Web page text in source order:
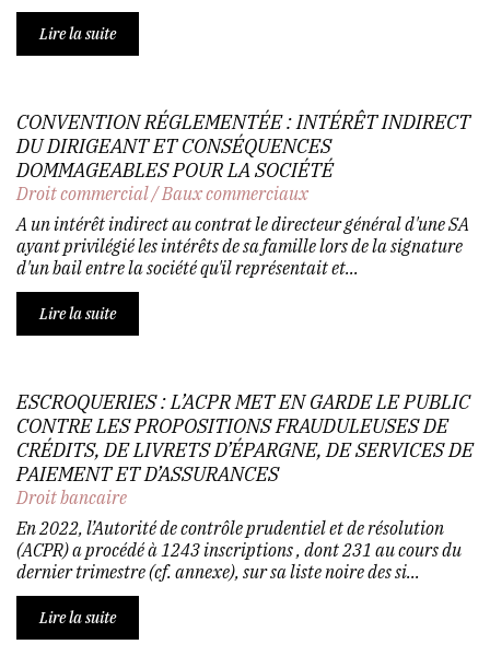
Lire la suite
CONVENTION RÉGLEMENTÉE : INTÉRÊT INDIRECT
DU DIRIGEANT ET CONSÉQUENCES
DOMMAGEABLES POUR LA SOCIÉTÉ
Droit commercial/Baux commerciaux
A un intérêt indirect au contrat le directeur général d'une SA
ayant privilégié les intérêts de sa famille lors de la signature
d'un bail entre la société qu'il représentait et...
Lire la suite
ESCROQUERIES : L’ACPR MET EN GARDE LE PUBLIC
CONTRE LES PROPOSITIONS FRAUDULEUSES DE
CRÉDITS, DE LIVRETS D’ÉPARGNE, DE SERVICES DE
PAIEMENT ET D’ASSURANCES
Droit bancaire
En 2022, l’Autorité de contrôle prudentiel et de résolution
(ACPR) a procédé à 1243 inscriptions , dont 231 au cours du
dernier trimestre (cf. annexe), sur sa liste noire des si...
Lire la suite